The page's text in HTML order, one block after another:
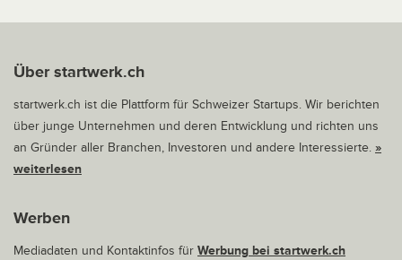
Über startwerk.ch
startwerk.ch ist die Plattform für Schweizer Startups. Wir berichten
über junge Unternehmen und deren Entwicklung und richten uns
an Gründer aller Branchen, Investoren und andere Interessierte. »
weiterlesen
Werben
Mediadaten und Kontaktinfos für Werbung bei startwerk.ch